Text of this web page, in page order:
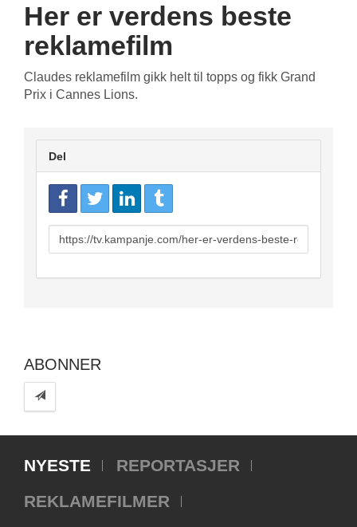
Her er verdens beste
reklamefilm
Claudes reklamefilm gikk helt til topps og fikk Grand
Prix i Cannes Lions.
Del
URL
to
ABONNER
NYESTE
REPORTASJER
REKLAMEFILMER